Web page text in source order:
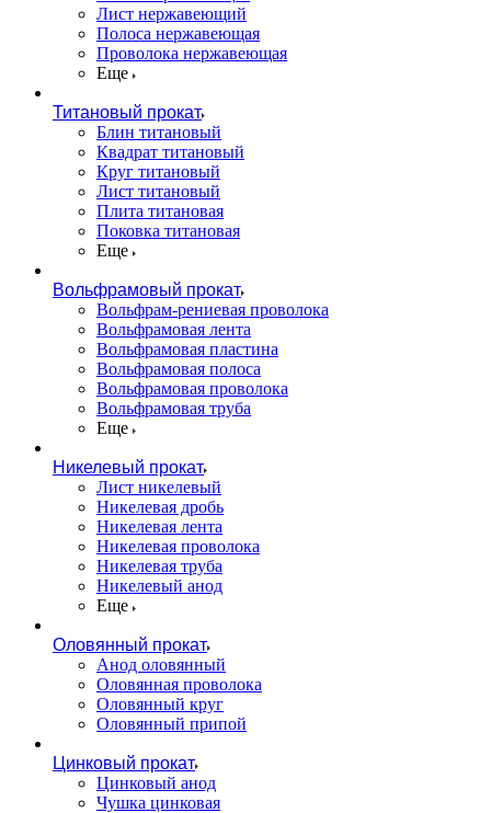
Лист нержавеющий
Полоса нержавеющая
Проволока нержавеющая
Еще
Титановый прокат
Блин титановый
Квадрат титановый
Круг титановый
Лист титановый
Плита титановая
Поковка титановая
Еще
Вольфрамовый прокат
Вольфрам-рениевая проволока
Вольфрамовая лента
Вольфрамовая пластина
Вольфрамовая полоса
Вольфрамовая проволока
Вольфрамовая труба
Еще
Никелевый прокат
Лист никелевый
Никелевая дробь
Никелевая лента
Никелевая проволока
Никелевая труба
Никелевый анод
Еще
Оловянный прокат
Анод оловянный
Оловянная проволока
Оловянный круг
Оловянный припой
Цинковый прокат
Цинковый анод
Чушка цинковая